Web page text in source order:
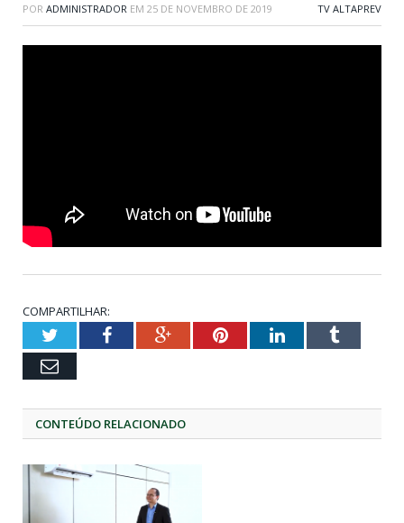
POR ADMINISTRADOR EM 25 DE NOVEMBRO DE 2019 TV ALTAPREV
COMPARTILHAR:
TwitterFacebookGoogle+PinterestLinkedInTumblr
Email
CONTEÚDO RELACIONADO